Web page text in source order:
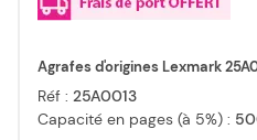
Agrafes d'origines Lexmark
Réf : 25A0013
Capacité en pages (à 5%) :